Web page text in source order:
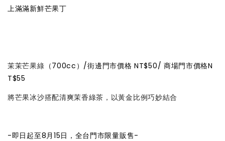
上滿滿新鮮芒果丁
茉茉芒果綠 （700cc）/街邊門市價格NT$50/ 商場門市價格N
T$55
將芒果冰沙搭配清爽茉香綠茶，以黃金比例巧妙結合
-即日起至8月15日，全台門市限量販售-